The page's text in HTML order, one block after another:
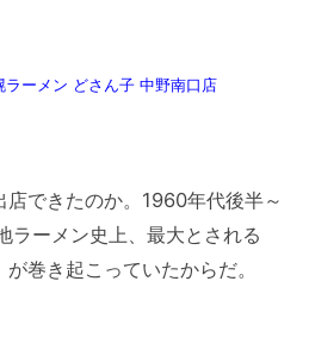
ラーメン どさん子 中野南口店
できたのか。1960年代後半～
ラーメン史上、最大とされる
が巻き起こっていたからだ。